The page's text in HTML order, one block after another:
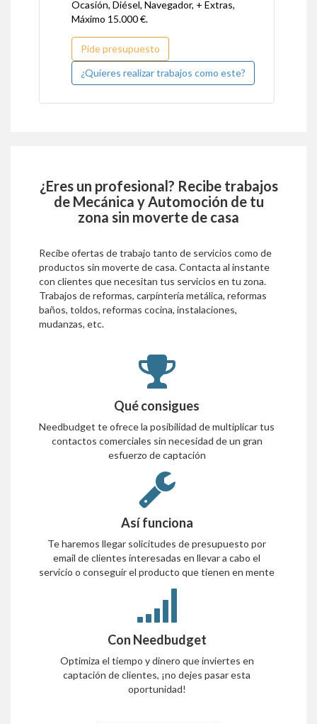
Ocasión, Diésel, Navegador, + Extras,
Máximo 15.000 €.
Pide presupuesto
¿Quieres realizar trabajos como este?
¿Eres un profesional? Recibe trabajos
de Mecánica y Automoción de tu
zona sin moverte de casa
Recibe ofertas de trabajo tanto de servicios como de
productos sin moverte de casa. Contacta al instante
con clientes que necesitan tus servicios en tu zona.
Trabajos de reformas, carpíntería metálica, reformas
baños, toldos, reformas cocina, instalaciones,
mudanzas, etc.
Qué consigues
Needbudget te ofrece la posibilidad de multiplicar tus
contactos comerciales sin necesidad de un gran
esfuerzo de captación
Así funciona
Te haremos llegar solicitudes de presupuesto por
email de clientes interesadas en llevar a cabo el
servicio o conseguir el producto que tienen en mente
Con Needbudget
Optimiza el tiempo y dinero que inviertes en
captación de clientes, ¡no dejes pasar esta
oportunidad!